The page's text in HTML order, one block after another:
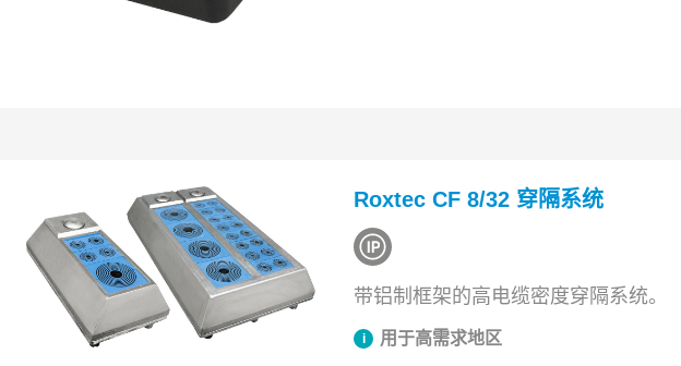
Roxtec CF 8/32 穿隔系统
带铝制框架的高电缆密度穿隔系统。
用于高需求地区